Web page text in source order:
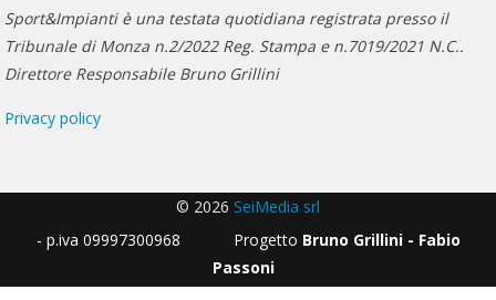
Sport&Impianti è una testata quotidiana registrata presso il
Tribunale di Monza n.2/2022 Reg. Stampa e n.7019/2021 N.C..
Direttore Responsabile Bruno Grillini
Privacy policy
© 2026 SeiMedia srl
- p.iva 09997300968 Progetto Bruno Grillini - Fabio
Passoni